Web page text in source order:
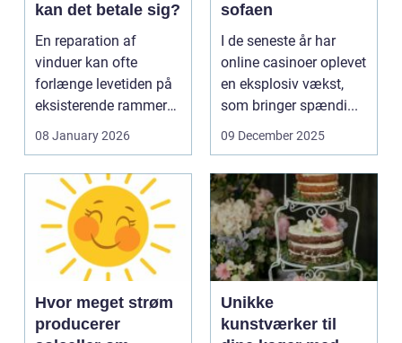
kan det betale sig?
En reparation af
vinduer kan ofte
forlænge levetiden på
eksisterende rammer
og glas med ...
08 January 2026
sofaen
I de seneste år har
online casinoer oplevet
en eksplosiv vækst,
som bringer spændi...
09 December 2025
Hvor meget strøm
producerer
Unikke
kunstværker til